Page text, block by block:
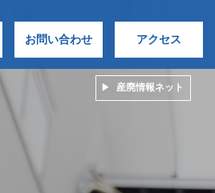
産廃情報ネット
お問い合わせ アクセス